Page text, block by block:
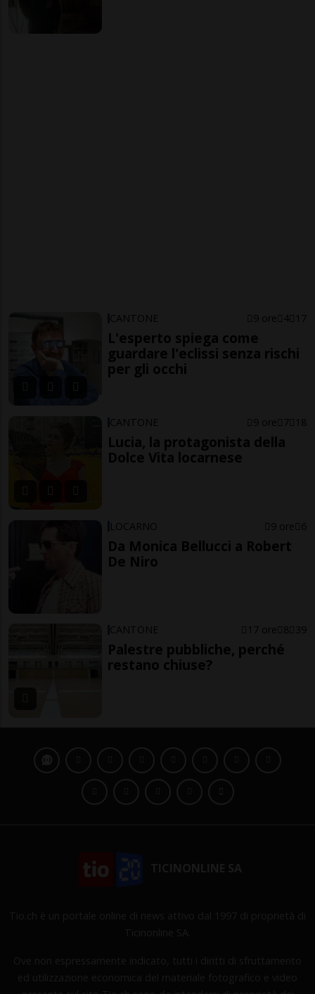
CANTONE 9 ore 4 17
L'esperto spiega come
guardare l'eclissi senza rischi
per gli occhi
CANTONE 9 ore 7 18
Lucia, la protagonista della
Dolce Vita locarnese
LOCARNO 9 ore 6
Da Monica Bellucci a Robert
De Niro
CANTONE 17 ore 8 39
Palestre pubbliche, perché
restano chiuse?